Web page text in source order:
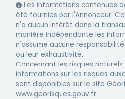
Les informations contenues
été fournies par l'Annonceur.
n'a aucun intérêt dans la
manière indépendante les
n'assume aucune
ou leur exhaustivité.
Concernant les risques
informations sur les risques
sont disponibles sur le site
www.georisques.gouv.fr.